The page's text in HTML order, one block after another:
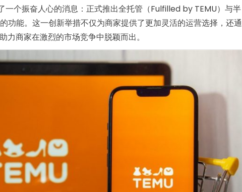
一个振奋人心的消息：正式推出全托管（Fulfilled by TEMU）与半
能。这一创新举措不仅为商家提供了更加灵活的运营选择，还通
商家在激烈的市场竞争中脱颖而出。